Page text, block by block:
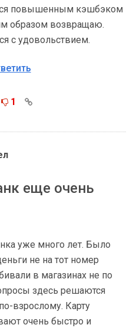
повышенным кэшбэком
образом возвращаю.
с удовольствием.
1
еще очень
уже много лет. Было
не на тот номер
в магазинах не по
здесь решаются
взрослому. Карту
очень быстро и